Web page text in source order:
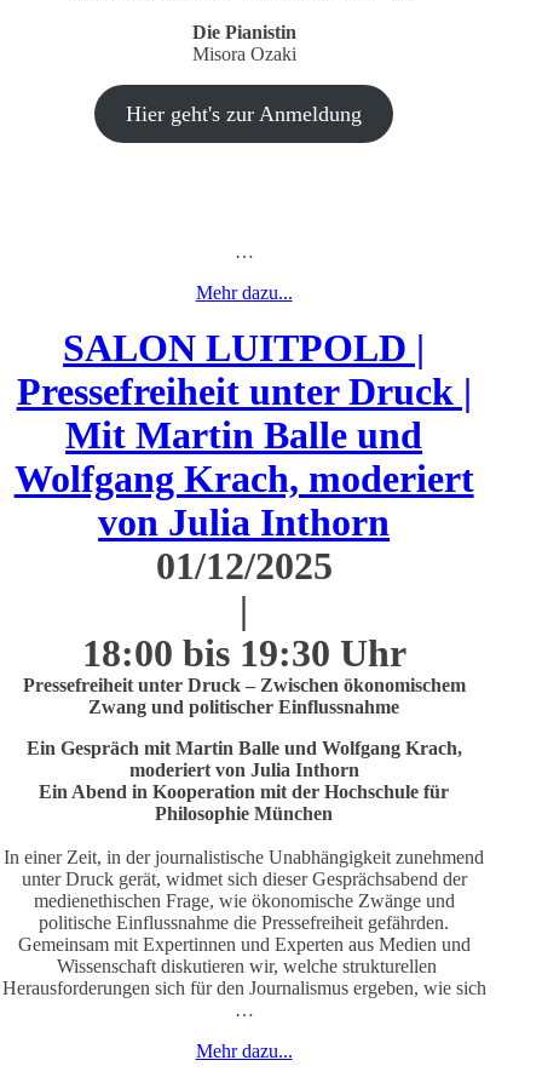
Die Pianistin
Misora Ozaki
Hier geht's zur Anmeldung
…
Mehr dazu...
SALON LUITPOLD |
Pressefreiheit unter Druck |
Mit Martin Balle und
Wolfgang Krach, moderiert
von Julia Inthorn
01/12/2025
|
18:00 bis 19:30 Uhr
Pressefreiheit unter Druck – Zwischen ökonomischem
Zwang und politischer Einflussnahme
Ein Gespräch mit Martin Balle und Wolfgang Krach,
moderiert von Julia Inthorn
Ein Abend in Kooperation mit der Hochschule für
Philosophie München
In einer Zeit, in der journalistische Unabhängigkeit zunehmend
unter Druck gerät, widmet sich dieser Gesprächsabend der
medienethischen Frage, wie ökonomische Zwänge und
politische Einflussnahme die Pressefreiheit gefährden.
Gemeinsam mit Expertinnen und Experten aus Medien und
Wissenschaft diskutieren wir, welche strukturellen
Herausforderungen sich für den Journalismus ergeben, wie sich
…
Mehr dazu...